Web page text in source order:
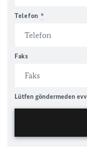
Telefon *
Faks
Lütfen göndermeden